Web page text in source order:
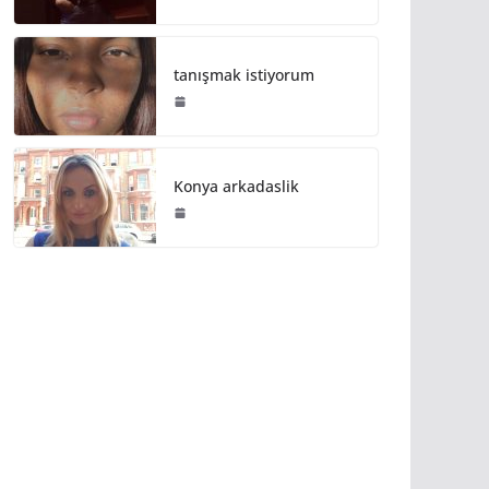
tanışmak istiyorum
Konya arkadaslik